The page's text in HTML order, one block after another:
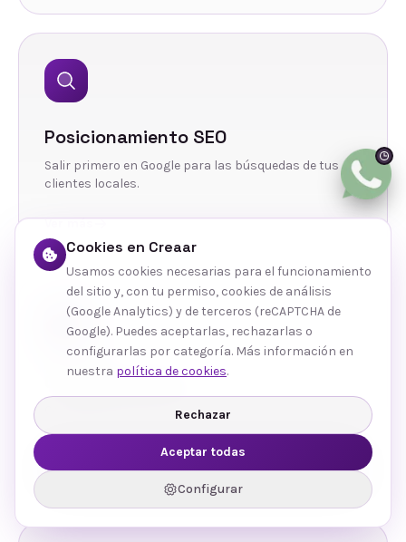
Posicionamiento SEO
Salir primero en Google para las búsquedas de tus
clientes locales.
Ver más
Gestión de Redes
Contenido y community management que conecta
con tu público.
Ver más
Cookies en Creaar
Usamos cookies necesarias para el funcionamiento
del sitio y, con tu permiso, cookies de análisis
(Google Analytics) y de terceros (reCAPTCHA de
Google). Puedes aceptarlas, rechazarlas o
configurarlas por categoría. Más información en
nuestra política de cookies.
Rechazar
Aceptar todas
Configurar